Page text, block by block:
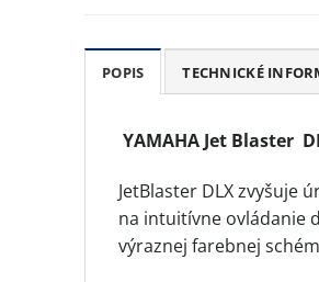
POPIS TECHNICKÉ
YAMAHA Jet Blaster
JetBlaster DLX zvyšuje
na intuitívne ovládanie
výraznej farebnej